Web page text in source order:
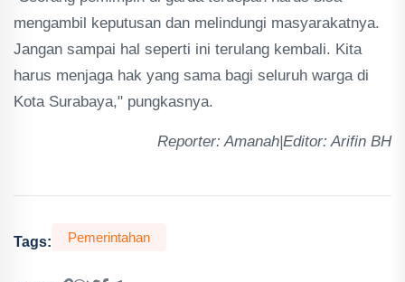
mengambil keputusan dan melindungi masyarakatnya.
Jangan sampai hal seperti ini terulang kembali. Kita
harus menjaga hak yang sama bagi seluruh warga di
Kota Surabaya," pungkasnya.
Reporter: Amanah|Editor: Arifin BH
Tags: Pemerintahan